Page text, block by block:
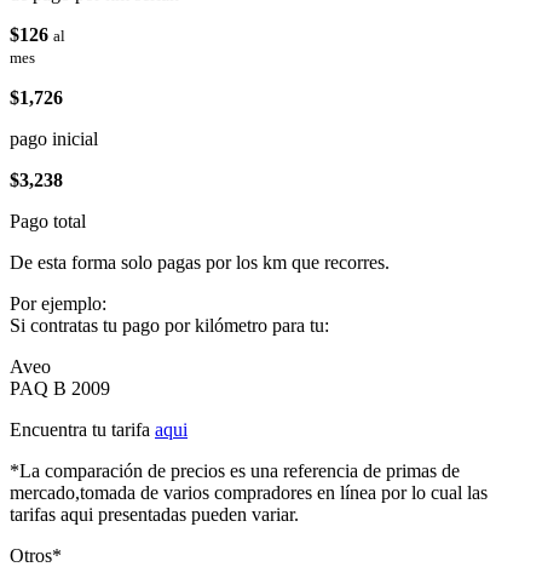
$126 al
mes
$1,726
pago inicial
$3,238
Pago total
De esta forma solo pagas por los km que recorres.
Por ejemplo:
Si contratas tu pago por kilómetro para tu:
Aveo
PAQ B 2009
Encuentra tu tarifa aqui
*La comparación de precios es una referencia de primas de
mercado,tomada de varios compradores en línea por lo cual las
tarifas aqui presentadas pueden variar.
Otros*